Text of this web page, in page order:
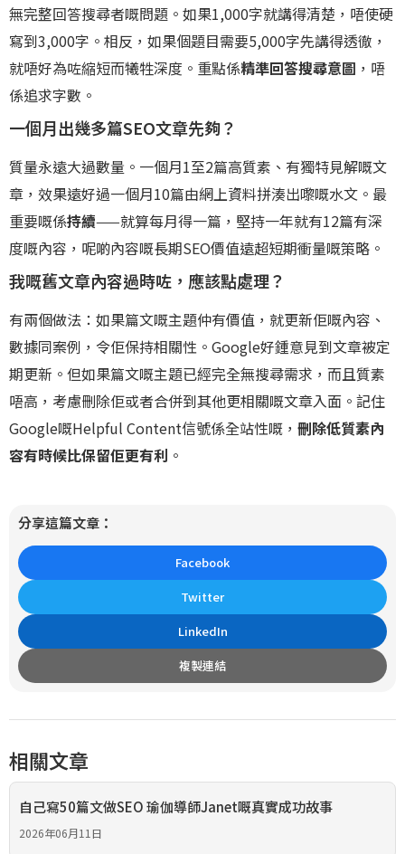
無完整回答搜尋者嘅問題。如果1,000字就講得清楚，唔使硬
寫到3,000字。相反，如果個題目需要5,000字先講得透徹，
就唔好為咗縮短而犧牲深度。重點係精準回答搜尋意圖 ，唔
係追求字數。
一個月出幾多篇SEO文章先夠？
質量永遠大過數量。一個月1至2篇高質素、有獨特見解嘅文
章，效果遠好過一個月10篇由網上資料拼湊出嚟嘅水文。最
重要嘅係持續——就算每月得一篇，堅持一年就有12篇有深
度嘅內容，呢啲內容嘅長期SEO價值遠超短期衝量嘅策略。
我嘅舊文章內容過時咗，應該點處理？
有兩個做法：如果篇文嘅主題仲有價值，就更新佢嘅內容、
數據同案例，令佢保持相關性。Google好鍾意見到文章被定
期更新。但如果篇文嘅主題已經完全無搜尋需求，而且質素
唔高，考慮刪除佢或者合併到其他更相關嘅文章入面。記住
Google嘅Helpful Content信號係全站性嘅， 刪除低質素內
容有時候比保留佢更有利 。
分享這篇文章：
Facebook
Twitter
LinkedIn
複製連結
相關文章
自己寫50篇文做SEO 瑜伽導師Janet嘅真實成功故事
2026年06月11日